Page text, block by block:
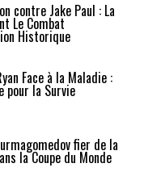
contre Jake Paul : La
Le Combat
Historique
Face à la Maladie :
pour la Survie
fier de la
la Coupe du Monde